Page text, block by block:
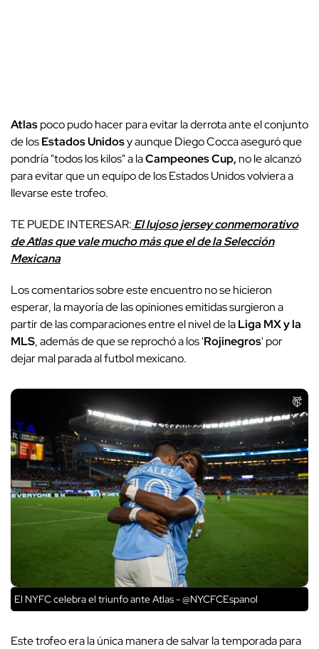
Atlaspoco pudo hacer para evitar la derrota ante el conjunto
de losEstados Unidosy aunque Diego Cocca aseguró que
pondría "todos los kilos" a laCampeones Cup, no le alcanzó
para evitar que un equipo de los Estados Unidos volviera a
llevarse este trofeo.
TE PUEDE INTERESAR: El lujoso jersey conmemorativo
de Atlas que vale mucho más que el de la Selección
Mexicana
Los comentarios sobre este encuentro no se hicieron
esperar, la mayoría de las opiniones emitidas surgieron a
partir de las comparaciones entre el nivel de laLiga MX y la
MLS, además de que se reprochó a los 'Rojinegros' por
dejar mal parada al futbol mexicano.
El NYFC celebra el triunfo ante Atlas - @NYCFCEspanol
Este trofeo era la única manera de salvar la temporada para